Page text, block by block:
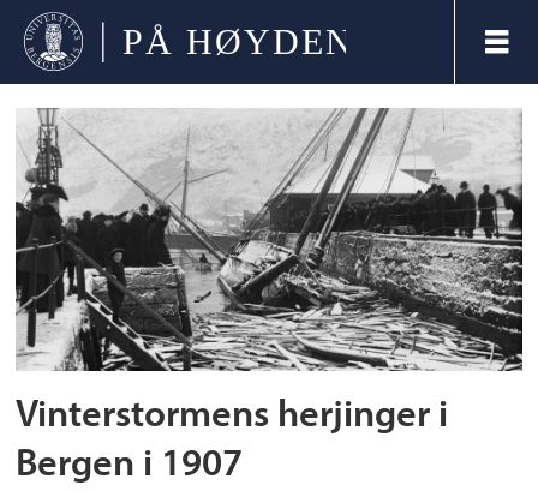
Tag:
avis
Vinterstormens herjinger i
Bergen i 1907